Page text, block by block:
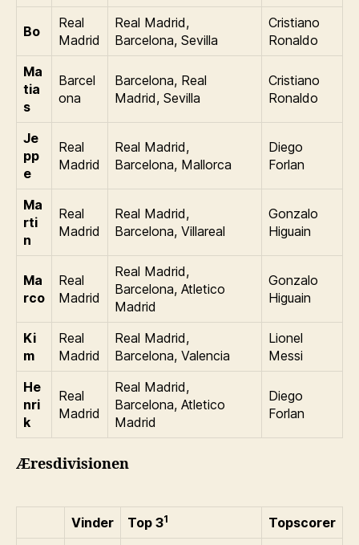
Bo
Real
Madrid
Real Madrid,
Barcelona, Sevilla
Cristiano
Ronaldo
Ma
tia
s
Barcel
ona
Barcelona, Real
Madrid, Sevilla
Cristiano
Ronaldo
Je
pp
e
Real
Madrid
Real Madrid,
Barcelona, Mallorca
Diego
Forlan
Ma
rti
n
Real
Madrid
Real Madrid,
Barcelona, Villareal
Gonzalo
Higuain
Ma
rco
Real
Madrid
Real Madrid,
Barcelona, Atletico
Madrid
Gonzalo
Higuain
Ki
m
Real
Madrid
Real Madrid,
Barcelona, Valencia
Lionel
Messi
He
nri
k
Real
Madrid
Real Madrid,
Barcelona, Atletico
Madrid
Diego
Forlan
Æresdivisionen
Vinder Top 31 Topscorer